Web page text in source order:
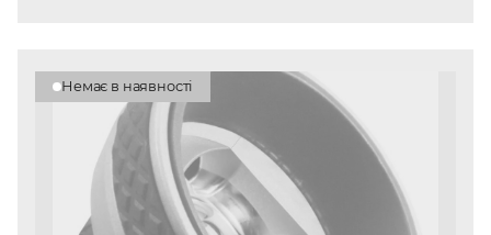
Немає в наявності